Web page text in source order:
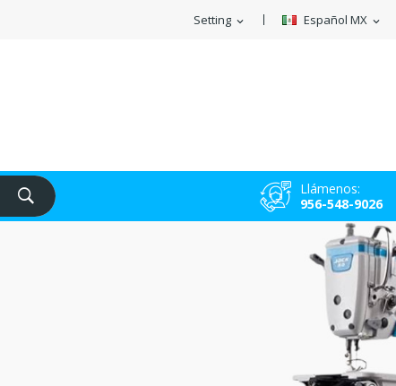
Español MX expand_more
Setting expand_more
Llámenos:
956-548-9026